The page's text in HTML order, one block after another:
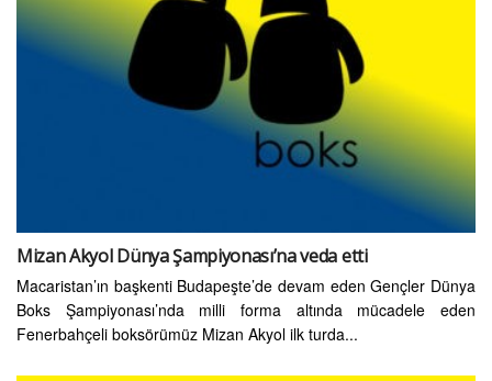
Mizan Akyol Dünya Şampiyonası’na veda etti
Macaristan’ın başkenti Budapeşte’de devam eden Gençler Dünya
Boks Şampiyonası’nda milli forma altında mücadele eden
Fenerbahçeli boksörümüz Mizan Akyol ilk turda...